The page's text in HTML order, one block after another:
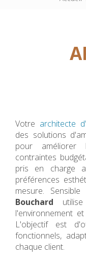
Votre architecte
des solutions
pour améliorer
contraintes
pris en charge
préférences
mesure.
Bouchard
l'environnement
L'objectif est
fonctionnels,
chaque client.